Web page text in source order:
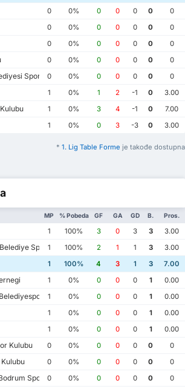
0 0% 0 0 0 0
0
0 0% 0 0 0 0
0
0 0% 0 0 0 0
0
0 0% 0 0 0 0
0
Spor Kulubu
0 0% 0 0 0 0
0
1 0% 1 2 -1 0
3.00
1 0% 3 4 -1 0
7.00
1 0% 0 3 -3 0 3.00
* 1. Lig Table Forme je takođe dostupna
MP % Pobeda GF GA GD B. Pros.
1 100% 3 0 3 3
3.00
Spor Kulubu
1 100% 2 1 1 3
3.00
1 100% 4 3 1 3
7.00
1 0% 0 0 0 1
0.00
1 0% 0 0 0 1
0.00
1 0% 0 0 0 1
0.00
1 0% 0 0 0 1
0.00
Kulubu 0 0% 0 0 0 0
0
0 0% 0 0 0 0
0
Spor Kulubu
0 0% 0 0 0 0
0